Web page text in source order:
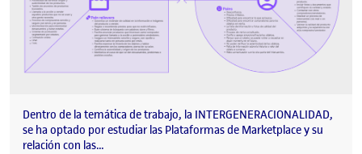
Dentro de la temática de trabajo, la INTERGENERACIONALIDAD,
se ha optado por estudiar las Plataformas de Marketplace y su
relación con las…